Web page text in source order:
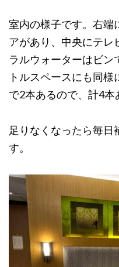
室内の様子です。右端
アがあり、中央にテレ
ラルウォーターはビン
トルスペースにも同
で2本あるので、計4本
足りなくなったら毎日
す。